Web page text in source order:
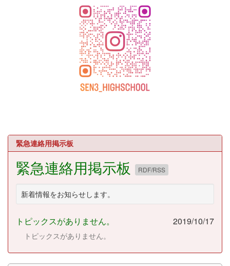
緊急連絡用掲示板
緊急連絡用掲示板 RDF/RSS
新着情報をお知らせします。
トピックスがありません。 2019/10/17
トピックスがありません。